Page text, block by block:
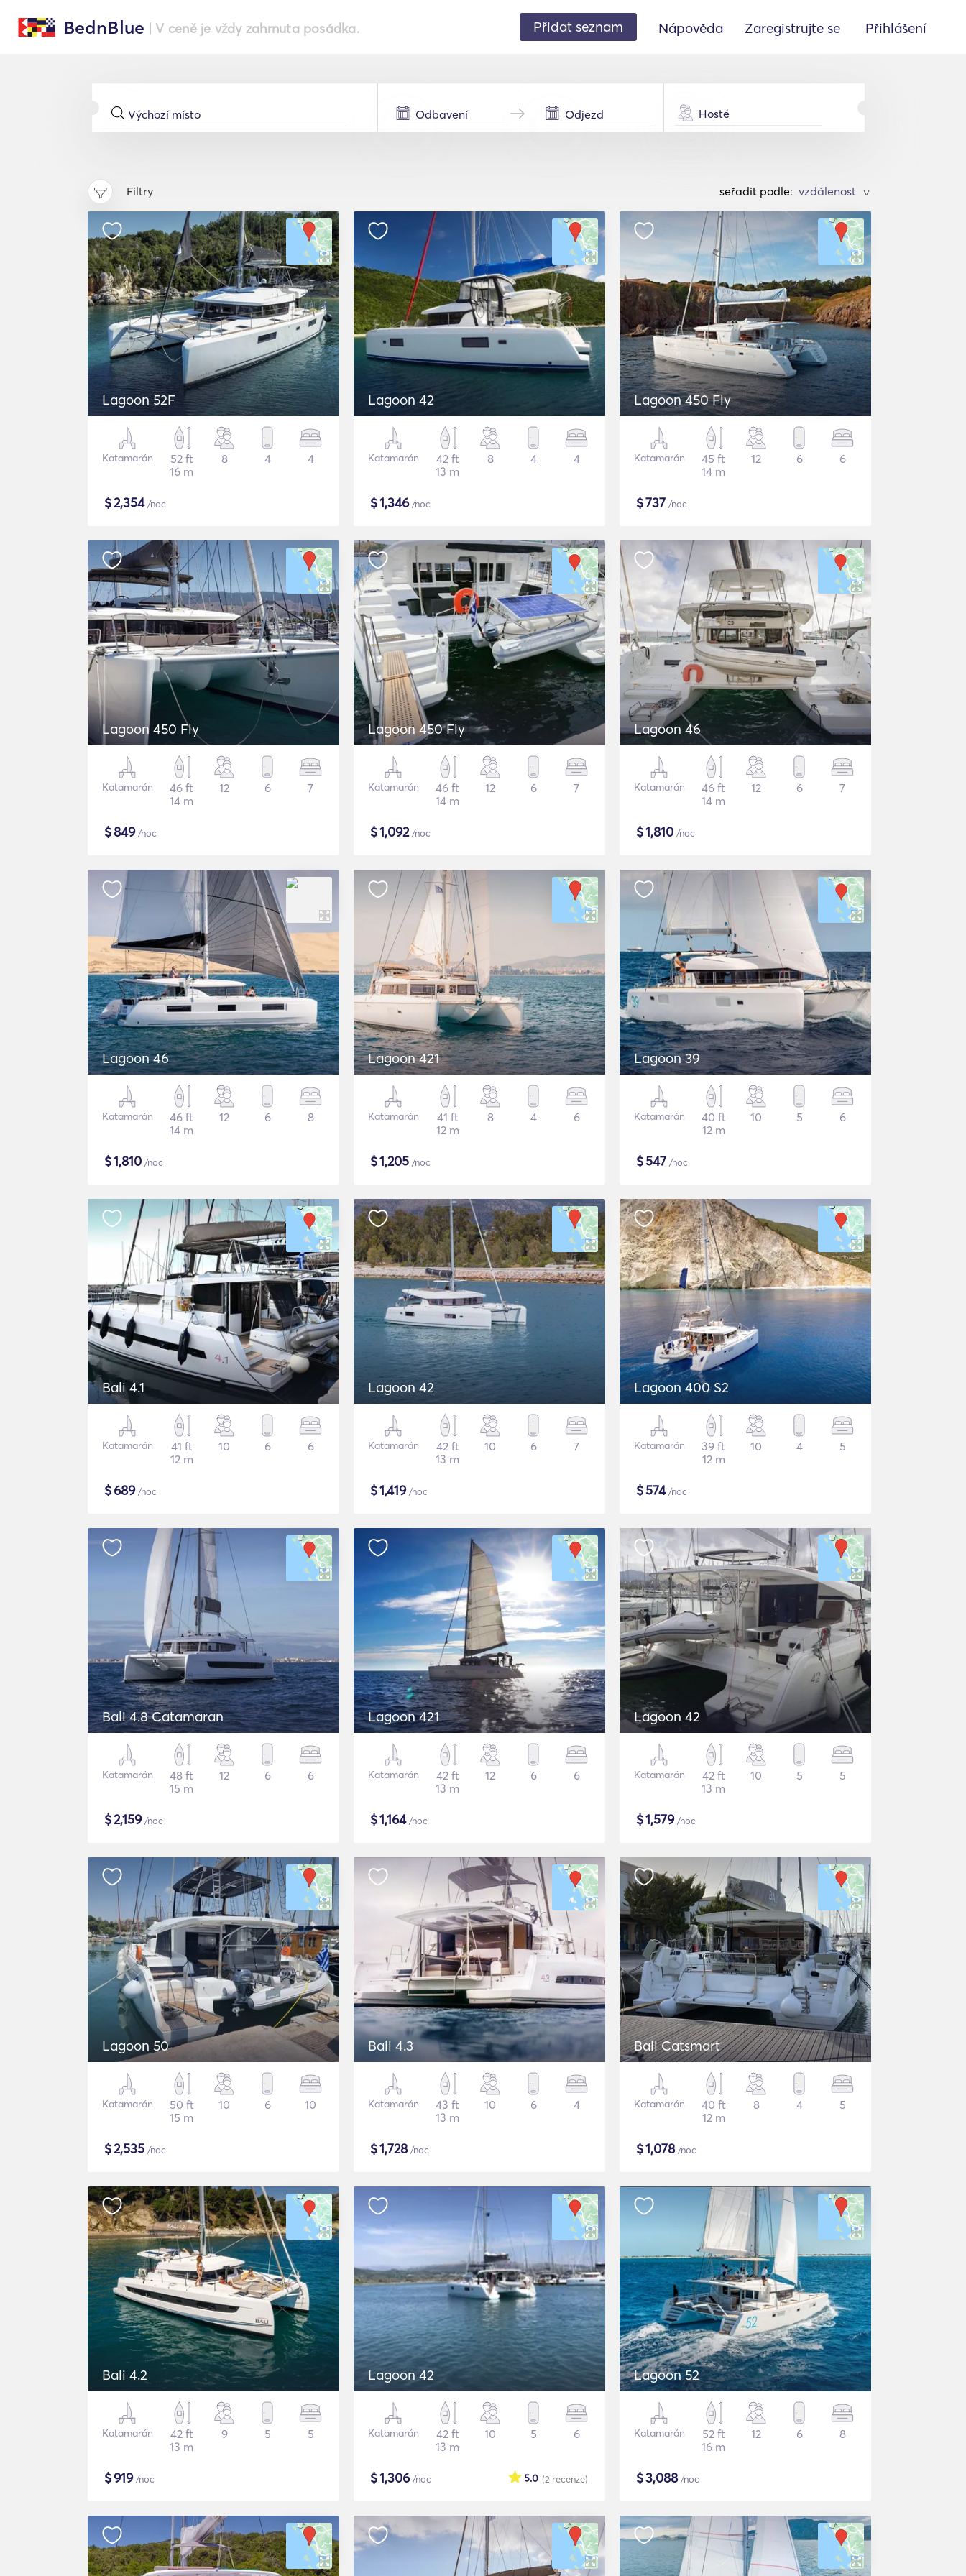
BednBlue | V ceně je vždy zahrnuta posádka. Přidat seznam Nápověda Zaregistrujte se Přihlášení
Hosté
Filtry seřadit podle: >
Lagoon 52F
Katamarán
52 ft
16 m
8 4 4
$2,354/noc
Lagoon 42
Katamarán
42 ft
13 m
8 4 4
$1,346/noc
Lagoon 450 Fly
Katamarán
45 ft
14 m
12 6 6
$737 /noc
Lagoon 450 Fly
Katamarán
46 ft
14 m
12 6 7
$849/noc
Lagoon 450 Fly
Katamarán
46 ft
14 m
12 6 7
$1,092/noc
Lagoon 46
Katamarán
46 ft
14 m
12 6 7
$1,810 /noc
Lagoon 46
Katamarán
46 ft
14 m
12 6 8
$1,810 /noc
Lagoon 421
Katamarán
41 ft
12 m
8 4 6
$1,205 /noc
Lagoon 39
Katamarán
40 ft
12 m
10 5 6
$547 /noc
Bali 4.1
Katamarán
41 ft
12 m
10 6 6
$689/noc
Lagoon 42
Katamarán
42 ft
13 m
10 6 7
$1,419/noc
Lagoon 400 S2
Katamarán
39 ft
12 m
10 4 5
$574/noc
Bali 4.8 Catamaran
Katamarán
48 ft
15 m
12 6 6
$2,159/noc
Lagoon 421
Katamarán
42 ft
13 m
12 6 6
$1,164/noc
Lagoon 42
Katamarán
42 ft
13 m
10 5 5
$1,579/noc
Lagoon 50
Katamarán
50 ft
15 m
10 6 10
$2,535 /noc
Bali 4.3
Katamarán
43 ft
13 m
10 6 4
$1,728/noc
Bali Catsmart
Katamarán
40 ft
12 m
8 4 5
$1,078/noc
Bali 4.2
Katamarán
42 ft
13 m
9 5 5
$919/noc
Lagoon 42
Katamarán
42 ft
13 m
10 5 6
$1,306/noc (2 recenze)
5.0
Lagoon 52
Katamarán
52 ft
16 m
12 6 8
$3,088/noc